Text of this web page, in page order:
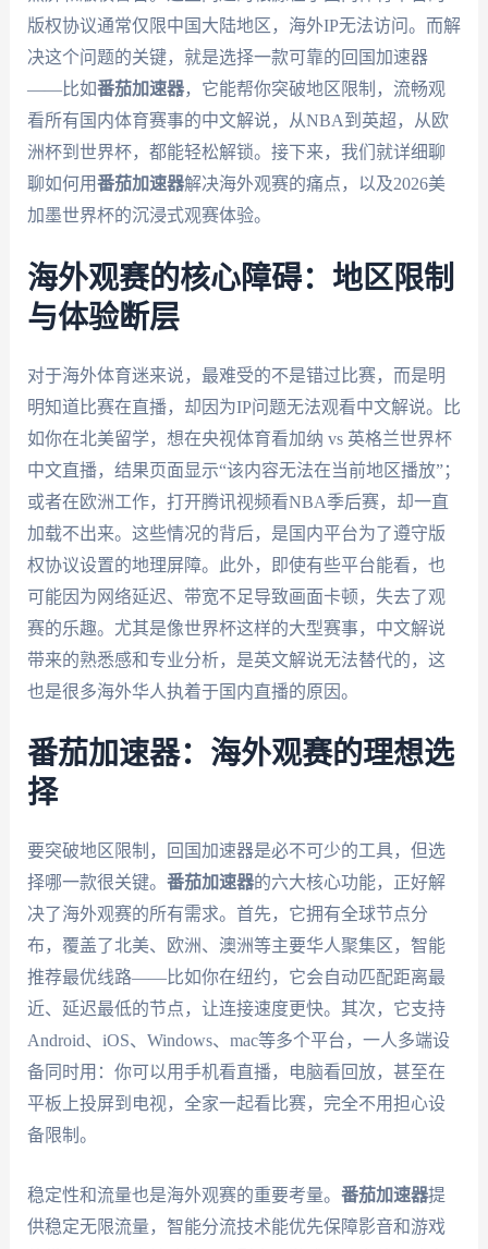
版权协议通常仅限中国大陆地区，海外IP无法访问。而解
决这个问题的关键，就是选择一款可靠的回国加速器
——比如番茄加速器 ，它能帮你突破地区限制，流畅观
看所有国内体育赛事的中文解说，从NBA到英超，从欧
洲杯到世界杯，都能轻松解锁。接下来，我们就详细聊
聊如何用番茄加速器解决海外观赛的痛点，以及2026美
加墨世界杯的沉浸式观赛体验。
海外观赛的核心障碍：地区限制
与体验断层
对于海外体育迷来说，最难受的不是错过比赛，而是明
明知道比赛在直播，却因为IP问题无法观看中文解说。比
如你在北美留学，想在央视体育看加纳 vs 英格兰世界杯
中文直播，结果页面显示“该内容无法在当前地区播放”；
或者在欧洲工作，打开腾讯视频看NBA季后赛，却一直
加载不出来。这些情况的背后，是国内平台为了遵守版
权协议设置的地理屏障。此外，即使有些平台能看，也
可能因为网络延迟、带宽不足导致画面卡顿，失去了观
赛的乐趣。尤其是像世界杯这样的大型赛事，中文解说
带来的熟悉感和专业分析，是英文解说无法替代的，这
也是很多海外华人执着于国内直播的原因。
番茄加速器：海外观赛的理想选
择
要突破地区限制，回国加速器是必不可少的工具，但选
择哪一款很关键。 番茄加速器的六大核心功能，正好解
决了海外观赛的所有需求。首先，它拥有全球节点分
布，覆盖了北美、欧洲、澳洲等主要华人聚集区，智能
推荐最优线路——比如你在纽约，它会自动匹配距离最
近、延迟最低的节点，让连接速度更快。其次，它支持
Android、iOS、Windows、mac等多个平台，一人多端设
备同时用：你可以用手机看直播，电脑看回放，甚至在
平板上投屏到电视，全家一起看比赛，完全不用担心设
备限制。
稳定性和流量也是海外观赛的重要考量。 番茄加速器提
供稳定无限流量，智能分流技术能优先保障影音和游戏